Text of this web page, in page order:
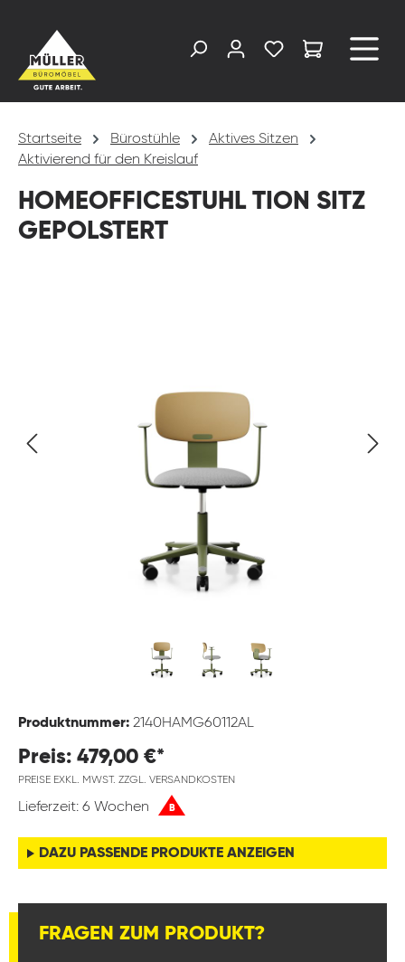
Startseite Bürostühle
Aktives Sitzen
Aktivierend für den Kreislauf
HOMEOFFICESTUHL TION SITZ
GEPOLSTERT
Produktnummer: 2140HAMG60112AL
Preis: 479,00 €*
PREISE EXKL. MWST. ZZGL. VERSANDKOSTEN
Lieferzeit: 6 Wochen B
DAZU PASSENDE PRODUKTE ANZEIGEN
FRAGEN ZUM PRODUKT?